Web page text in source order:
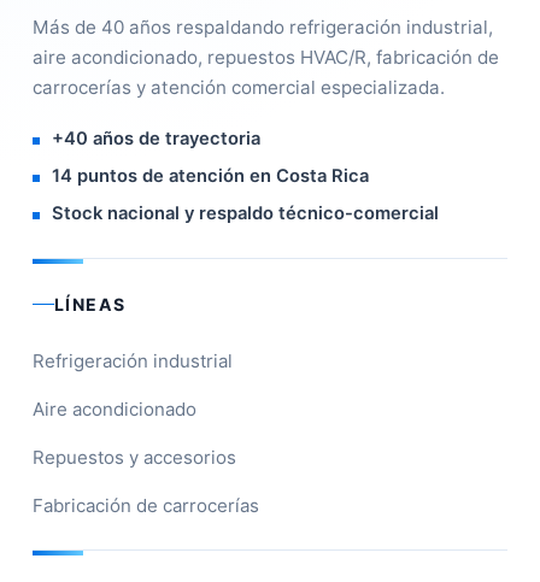
Más de 40 años respaldando refrigeración industrial,
aire acondicionado, repuestos HVAC/R, fabricación de
carrocerías y atención comercial especializada.
+40 años de trayectoria
14 puntos de atención en Costa Rica
Stock nacional y respaldo técnico-comercial
LÍNEAS
Refrigeración industrial
Aire acondicionado
Repuestos y accesorios
Fabricación de carrocerías